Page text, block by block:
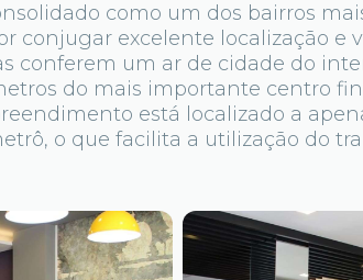
como um dos bairros
conjugar excelente localização e
conferem um ar de cidade do
do mais importante centro
está localizado a
o que facilita a utilização do